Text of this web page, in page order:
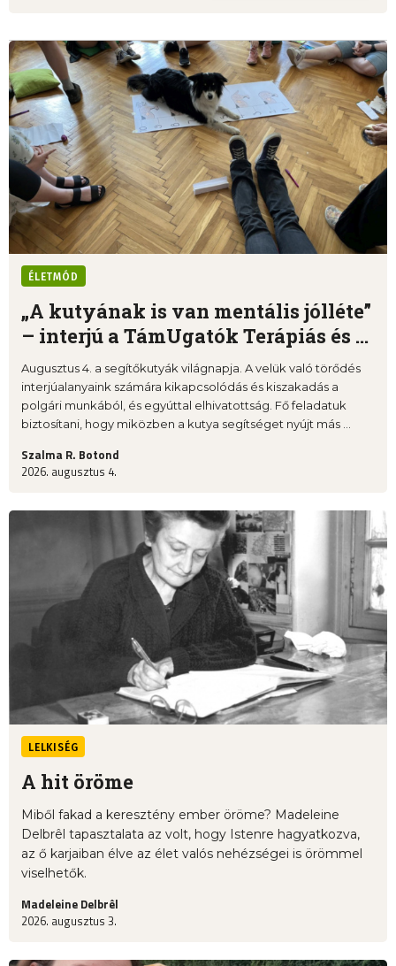
ÉLETMÓD
„A kutyának is van mentális jólléte”
– interjú a TámUgatók Terápiás és ...
Augusztus 4. a segítőkutyák világnapja. A velük való törődés
interjúalanyaink számára kikapcsolódás és kiszakadás a
polgári munkából, és egyúttal elhivatottság. Fő feladatuk
biztosítani, hogy miközben a kutya segítséget nyújt más ...
Szalma R. Botond
2026. augusztus 4.
LELKISÉG
A hit öröme
Miből fakad a keresztény ember öröme? Madeleine
Delbrêl tapasztalata az volt, hogy Istenre hagyatkozva,
az ő karjaiban élve az élet valós nehézségei is örömmel
viselhetők.
Madeleine Delbrêl
2026. augusztus 3.